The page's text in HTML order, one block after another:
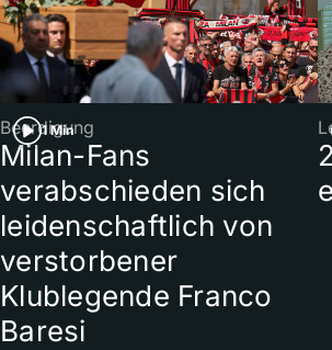
1 Min
Beerdigung
Milan-Fans
verabschieden sich
leidenschaftlich von
verstorbener
Klublegende Franco
Baresi